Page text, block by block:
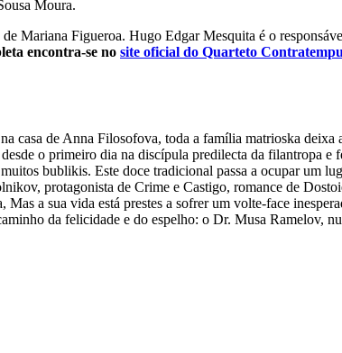
Moura.
Mariana Figueroa. Hugo Edgar Mesquita é o
encontra-se no site oficial do Quarteto
casa de Anna Filosofova, toda a família matrioska
o primeiro dia na discípula predilecta da filantropa
bublikis. Este doce tradicional passa a ocupar um
protagonista de Crime e Castigo, romance de
a sua vida está prestes a sofrer um volte-face
da felicidade e do espelho: o Dr. Musa Ramelov,